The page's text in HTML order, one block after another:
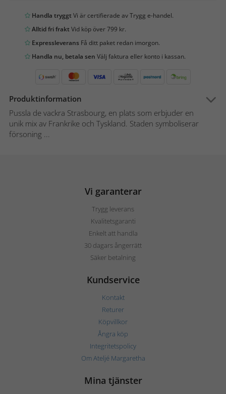
Handla tryggtVi är certifierade av Trygg e-handel.
Alltid fri fraktVid köp över 799 kr.
Expressleverans Få ditt paket redan imorgon.
Handla nu, betala sen Välj faktura eller konto i kassan.
Produktinformation
Pussla de vackra Strasbourg, en plats som erbjuder en
unik mix av Frankrike och Tyskland. Staden symboliserar
försoning ...
Vi garanterar
Trygg leverans
Kvalitetsgaranti
Enkelt att handla
30 dagars ångerrätt
Säker betalning
Kundservice
Kontakt
Returer
Köpvillkor
Ångra köp
Integritetspolicy
Om Ateljé Margaretha
Mina tjänster